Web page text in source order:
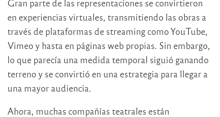
Gran parte de las representaciones se convirtieron
en experiencias virtuales, transmitiendo las obras a
través de plataformas de streaming como YouTube,
Vimeo y hasta en páginas web propias. Sin embargo,
lo que parecía una medida temporal siguió ganando
terreno y se convirtió en una estrategia para llegar a
una mayor audiencia.
Ahora, muchas compañías teatrales están